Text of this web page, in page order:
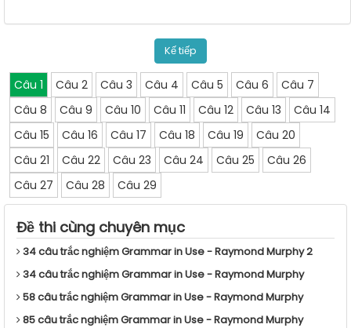
Kế tiếp
Câu 1 Câu 2 Câu 3 Câu 4 Câu 5 Câu 6
Câu 7
Câu 8
Câu 9 Câu 10 Câu 11 Câu 12 Câu 13
Câu 14
Câu 15
Câu 16 Câu 17 Câu 18 Câu 19
Câu 20
Câu 21
Câu 22 Câu 23 Câu 24 Câu 25
Câu 26
Câu 27
Câu 28 Câu 29
Đề thi cùng chuyên mục
34 câu trắc nghiệm Grammar in Use - Raymond Murphy 2
34 câu trắc nghiệm Grammar in Use - Raymond Murphy
58 câu trắc nghiệm Grammar in Use - Raymond Murphy
85 câu trắc nghiệm Grammar in Use - Raymond Murphy